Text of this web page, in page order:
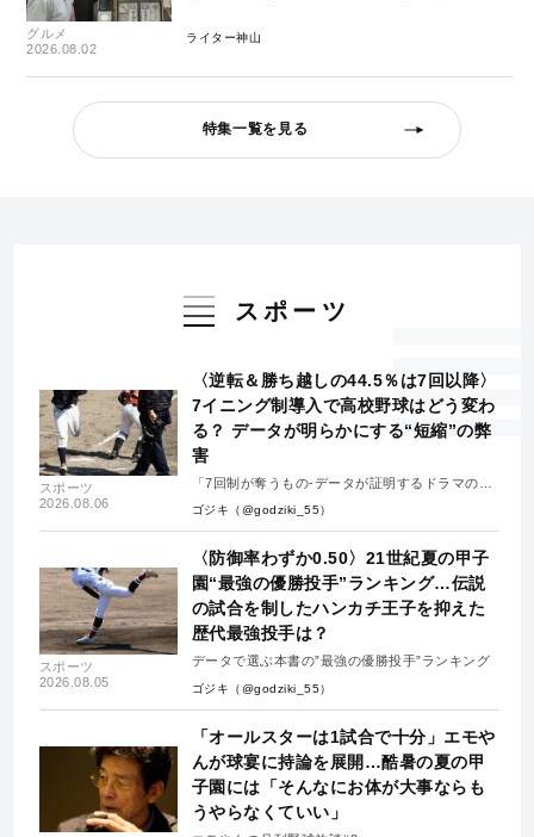
グルメ
2026.08.02
ライター神山
特集一覧を見る
スポーツ
スポーツ
2026.08.06
〈逆転＆勝ち越しの44.5％は7回以降〉
7イニング制導入で高校野球はどう変わ
る？ データが明らかにする“短縮”の弊
害
「7回制が奪うもの-データが証明するドラマの消
失-」
ゴジキ（@godziki_55）
スポーツ
2026.08.05
〈防御率わずか0.50〉21世紀夏の甲子
園“最強の優勝投手”ランキング…伝説
の試合を制したハンカチ王子を抑えた
歴代最強投手は？
データで選ぶ本書の”最強の優勝投手”ランキング
ゴジキ（@godziki_55）
「オールスターは1試合で十分」エモや
んが球宴に持論を展開…酷暑の夏の甲
子園には「そんなにお体が大事ならも
うやらなくていい」